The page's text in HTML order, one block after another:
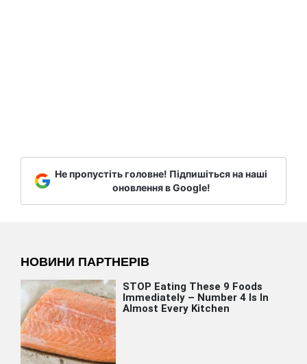
Не пропустіть головне! Підпишіться на наші
оновлення в Google!